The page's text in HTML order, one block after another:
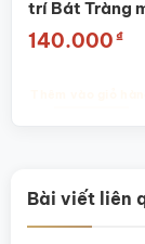
trí Bát Tràng
đốm nhạt SG-
140.000 ₫
Bài viết liên